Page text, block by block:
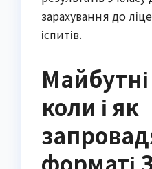
зарахування до
іспитів.
коли і як
форматі